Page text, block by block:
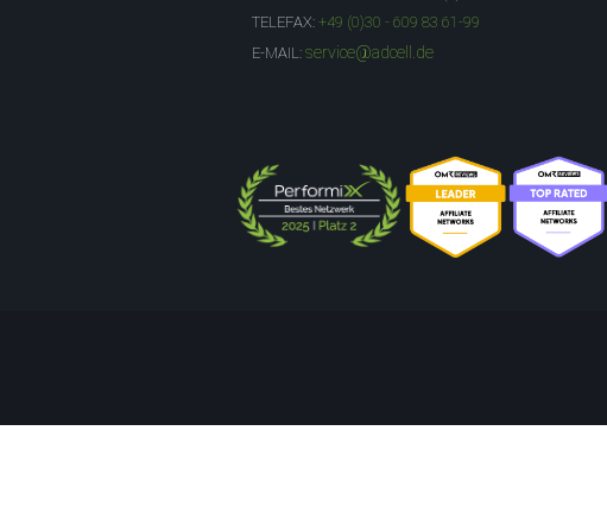
TELEFAX: +49 (0)30 - 609 83 61-99
E-MAIL: service@adcell.de